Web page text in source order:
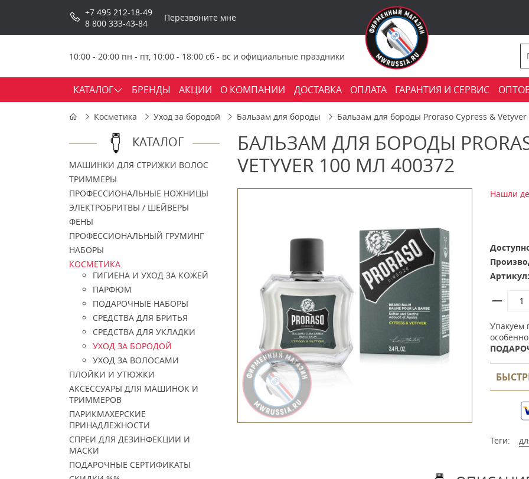
+7 495 212-18-49
8 800 333-43-84
Перезвоните мне
10:00 - 20:00 пн - пт, 10:00 - 18:00 сб - вс и официальные праздники
КАТАЛОГ БРЕНДЫ АКЦИИ О КОМПАНИИ ДОСТАВКА ОПЛАТА ГАРАНТИЯ И СЕРВИС
Косметика Уход за бородой Бальзам для бороды Бальзам для бороды Proraso Cypress &
КАТАЛОГ
МАШИНКИ ДЛЯ СТРИЖКИ ВОЛОС
ТРИММЕРЫ
ПРОФЕССИОНАЛЬНЫЕ НОЖНИЦЫ
ЭЛЕКТРОБРИТВЫ / ШЕЙВЕРЫ
ФЕНЫ
ПРОФЕССИОНАЛЬНЫЙ ГРУМИНГ
НАБОРЫ
КОСМЕТИКА
ГИГИЕНА И УХОД ЗА КОЖЕЙ
ПАРФЮМ
ПОДАРОЧНЫЕ НАБОРЫ
СРЕДСТВА ДЛЯ БРИТЬЯ
СРЕДСТВА ДЛЯ УКЛАДКИ
УХОД ЗА БОРОДОЙ
УХОД ЗА ВОЛОСАМИ
ПЛОЙКИ И УТЮЖКИ
АКСЕССУАРЫ ДЛЯ МАШИНОК И
ТРИММЕРОВ
ПАРИКМАХЕРСКИЕ
ПРИНАДЛЕЖНОСТИ
СПРЕИ ДЛЯ ДЕЗИНФЕКЦИИ И
МАСКИ
ПОДАРОЧНЫЕ СЕРТИФИКАТЫ
БАЛЬЗАМ ДЛЯ БОРОДЫ
VETYVER 100 МЛ 400372
Нашли
Артикул:
Упакуем
Теги: